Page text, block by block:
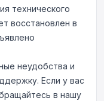
технического
восстановлен в
неудобства и
Если у вас
в нашу
чем могу